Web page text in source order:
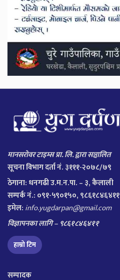
मानसरोवर टाइम्स प्रा. लि. द्वारा सञ्चालित
सूचना विभाग दर्ता नं. ३१११-२०७८/७९
ठेगाना: धनगढी उ.म.न.पा. – ३, कैलाली
सम्पर्क नं.: ०९१-५९०१५०, ९८६१८४६४११
इमेल: info.yugdarpan@gmail.com
विज्ञापनका लागि – ९८६१८४६४११
हाम्रो टिम
सम्पादक